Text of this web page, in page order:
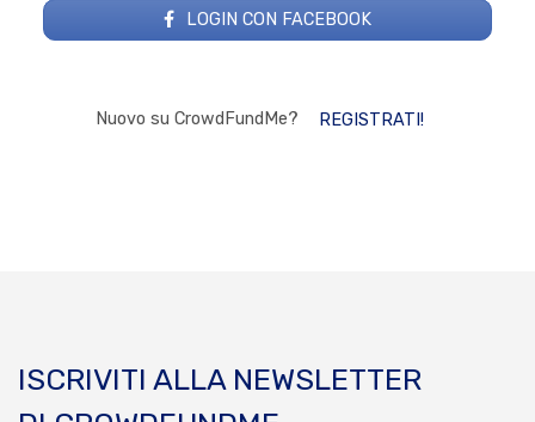
LOGIN CON FACEBOOK
Nuovo su CrowdFundMe? REGISTRATI!
ISCRIVITI ALLA NEWSLETTER